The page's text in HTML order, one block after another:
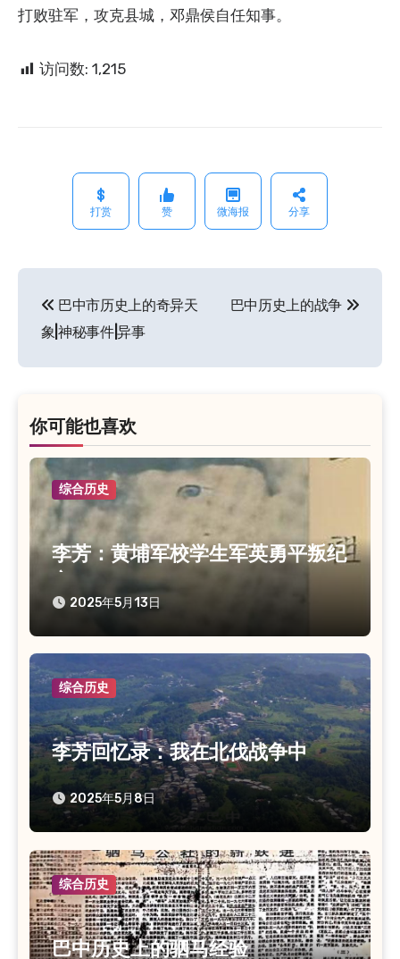
打败驻军，攻克县城，邓鼎侯自任知事。
访问数: 1,215
打赏 赞 微海报 分享
文
章
导
巴中市历史上的奇异天
象|神秘事件|异事
巴中历史上的战争
你可能也喜欢
综合历史
李芳：黄埔军校学生军英勇平叛纪
实
2025年5月13日
综合历史
李芳回忆录：我在北伐战争中
2025年5月8日
综合历史
巴中历史上的驷马经验